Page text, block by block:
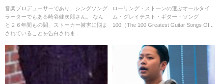
者
音楽プロデューサーであり、シングソング
ラーターでもある崎谷健次郎さん。 なん
と２６年間もの間、ストーカー被害に悩ま
されていることを告白されま...
ｷﾞﾀｰｿﾝｸﾞ)
ローリング・ストーンの選ぶオールタイ
ム・グレイテスト・ギター・ソング
100（The 100 Greatest Guitar Songs Of...